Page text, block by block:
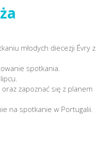
młodych diecezji Évry z
spotkania.
zapoznać się z planem
na spotkanie w Portugalii.